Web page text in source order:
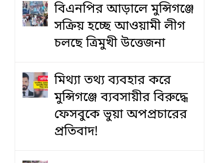
বিএনপির আড়ালে মুন্সিগঞ্জে
সক্রিয় হচ্ছে আওয়ামী লীগ
চলছে ত্রিমুখী উত্তেজনা
মিথ্যা তথ্য ব্যবহার করে
মুন্সিগঞ্জে ব্যবসায়ীর বিরুদ্ধে
ফেসবুকে ভুয়া অপপ্রচারের
প্রতিবাদ!